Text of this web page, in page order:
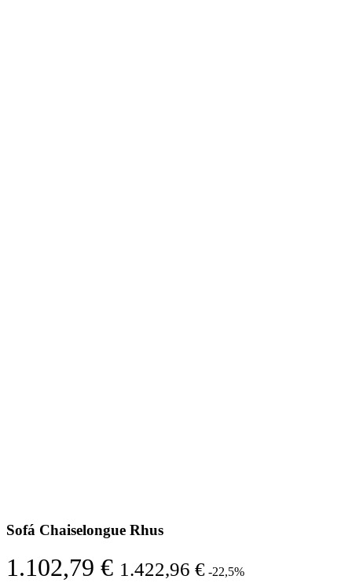
Sofá Chaiselongue Rhus
1.102,79 € 1.422,96 € -22,5%